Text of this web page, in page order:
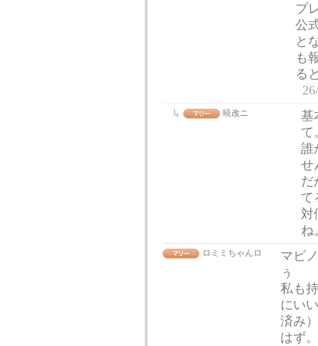
プ
公
と
も
る
暁改ニ
基
て
誰
せ
だ
て
対
ロミミちゃんロ
マビ
ぅ
私も
にい
済み
はず。